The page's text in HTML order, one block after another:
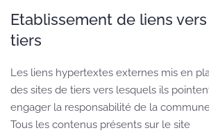
Etablissement de liens
tiers
Les liens hypertextes externes mis en
des sites de tiers vers lesquels ils
engager la responsabilité de la
Tous les contenus présents sur le site